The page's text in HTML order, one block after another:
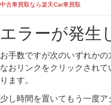
中古車買取なら楽天Car車買取
エラーが発生
お手数ですが次のいずれかの
なおリンクをクリックされ
ります。
少し時間を置いてもう一度ア